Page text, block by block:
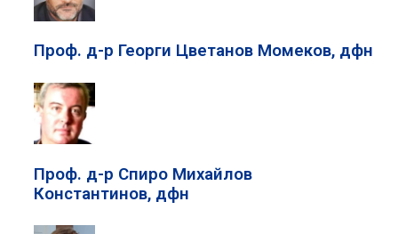
Проф. д-р Георги Цветанов Момеков, дфн
Проф. д-р Спиро Михайлов
Константинов, дфн